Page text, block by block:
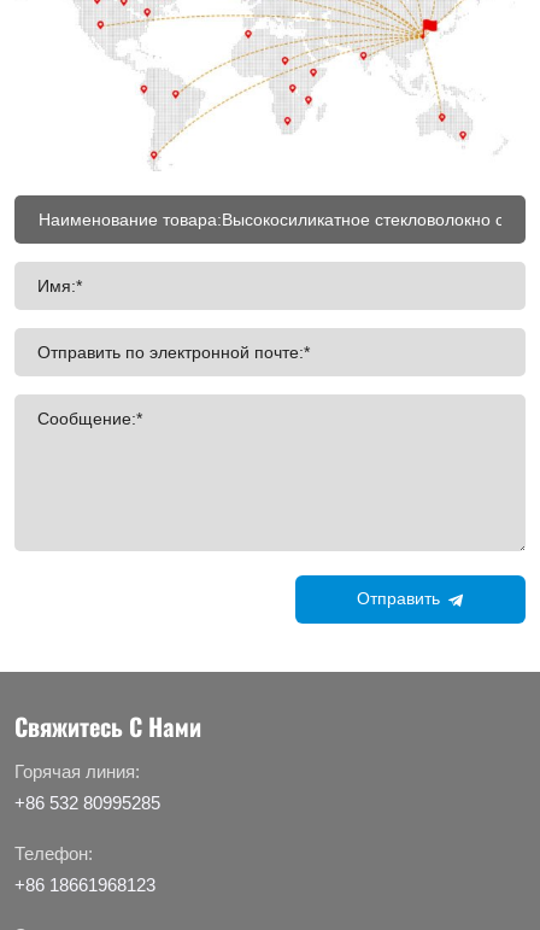
Имя:*
Отправить по электронной почте:*
Сообщение:*
Отправить
Свяжитесь С Нами
Горячая линия:
+86 532 80995285
Телефон:
+86 18661968123